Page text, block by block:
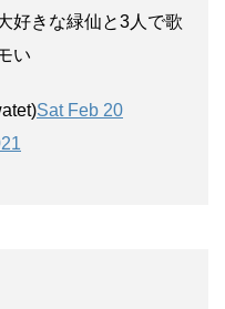
好きな緑仙と3人で歌
い
Sat Feb 20